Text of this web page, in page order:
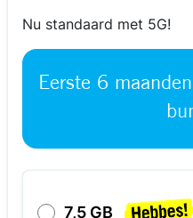
Nu standaard met 5G!
Eerste 6 maanden
7,5 GB